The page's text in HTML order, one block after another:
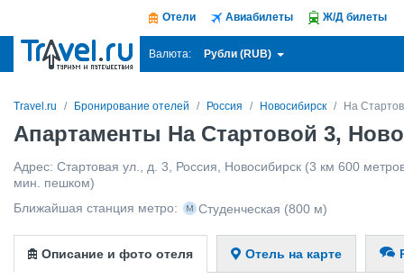
Отели Авиабилеты Ж/Д билеты
Валюта: Рубли (RUB)
Travel.ru Бронирование отелей Россия Новосибирск На
Апартаменты На Стартовой 3,
Адрес: Стартовая ул., д. 3 Россия Новосибирск (3 км 600
мин. пешком)
Ближайшая станция метро:
Студенческая (800 м)
Описание и фото отеля Отель на карте